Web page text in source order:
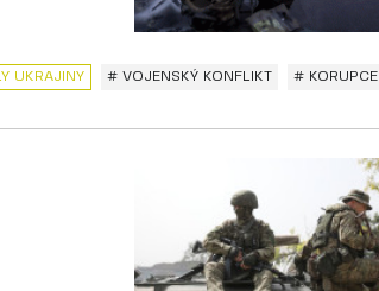
# VOJENSKÝ KONFLIKT # KORUPCE
UKRAJINY